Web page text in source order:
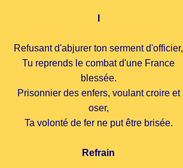
Refusant d'abjurer ton serment d'officier,
Tu reprends le combat d'une France
blessée.
Prisonnier des enfers, voulant croire et
oser,
Ta volonté de fer ne put être brisée.
Refrain